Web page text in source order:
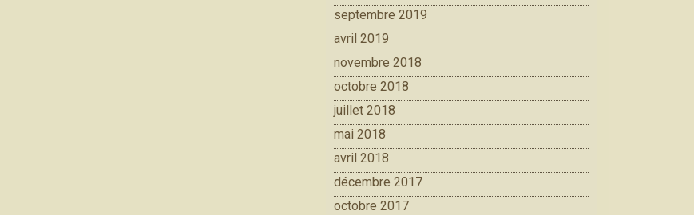
septembre 2019
avril 2019
novembre 2018
octobre 2018
juillet 2018
mai 2018
avril 2018
décembre 2017
octobre 2017